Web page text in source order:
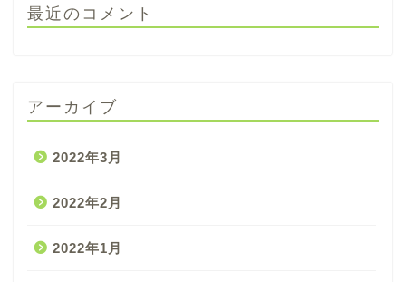
最近のコメント
アーカイブ
2022年3月
2022年2月
2022年1月